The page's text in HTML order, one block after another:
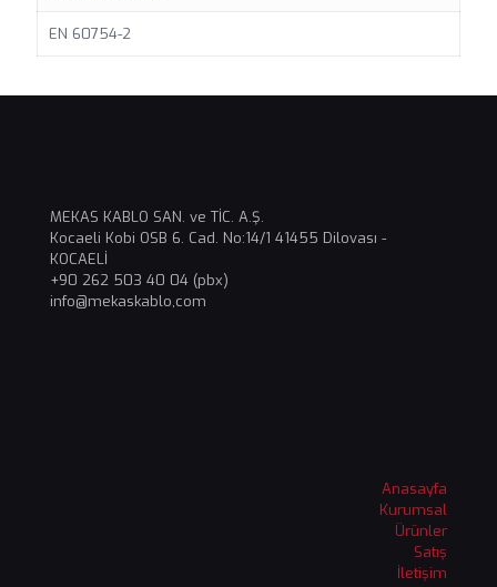
EN 60754-2
MEKAS KABLO SAN. ve TİC. A.Ş.
Kocaeli Kobi OSB 6. Cad. No:14/1 41455 Dilovası -
KOCAELİ
+90 262 503 40 04 (pbx)
info@mekaskablo,com
Anasayfa
Kurumsal
Ürünler
Satış
İletişim